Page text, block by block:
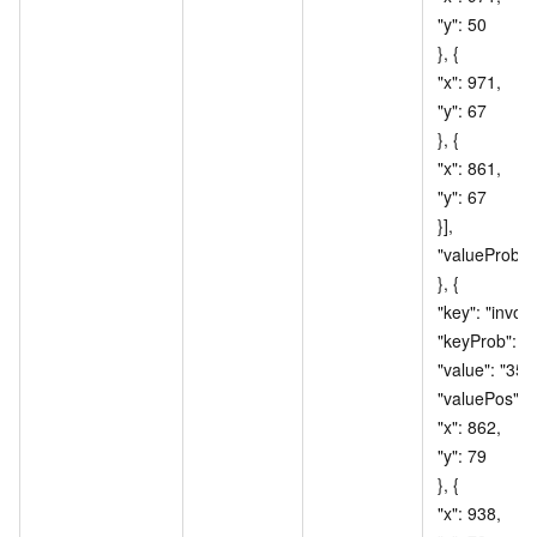
"y": 50
}, {
"x": 971,
"y": 67
}, {
"x": 861,
"y": 67
}],
"valueProb":
}, {
"key":
"keyProb":
"value":
"valuePos":
"x": 862,
"y": 79
}, {
"x": 938,